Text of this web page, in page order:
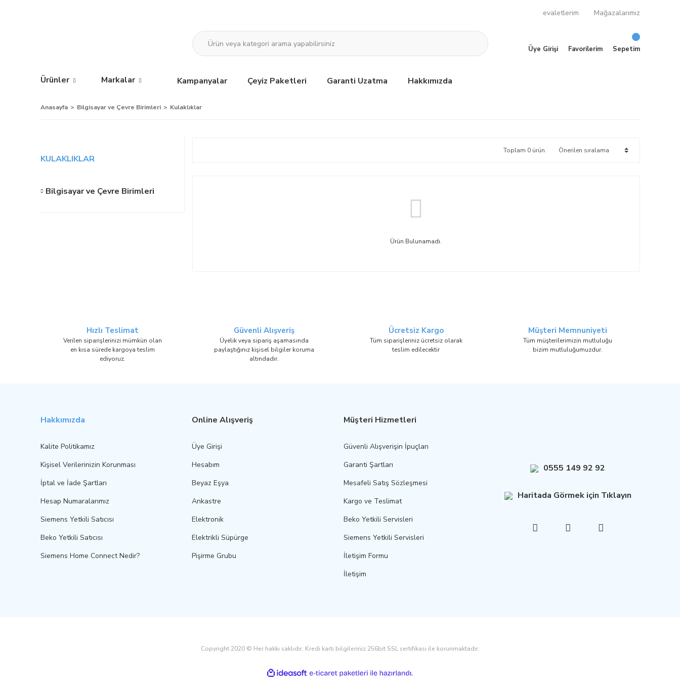
evaletlerim Mağazalarımız
Üye Girişi Favorilerim Sepetim
Ürünler Markalar Kampanyalar Çeyiz Paketleri Garanti Uzatma Hakkımızda
Anasayfa Bilgisayar ve Çevre Birimleri Kulaklıklar
KULAKLIKLAR
Bilgisayar ve Çevre Birimleri
Toplam 0 ürün
Ürün Bulunamadı.
Hızlı Teslimat
Verilen siparişlerinizi mümkün olan
en kısa sürede kargoya teslim
ediyoruz.
Güvenli Alışveriş
Üyelik veya sipariş aşamasında
paylaştığınız kişisel bilgiler koruma
altındadır.
Ücretsiz Kargo
Tüm siparişleriniz ücretsiz olarak
teslim edilecektir
Müşteri Memnuniyeti
Tüm müşterilerimizin mutluluğu
bizim mutluluğumuzdur.
Hakkımızda
Kalite Politikamız
Kişisel Verilerinizin Korunması
İptal ve İade Şartları
Hesap Numaralarımız
Siemens Yetkili Satıcısı
Beko Yetkili Satıcısı
Siemens Home Connect Nedir?
Online Alışveriş
Üye Girişi
Hesabım
Beyaz Eşya
Ankastre
Elektronik
Elektrikli Süpürge
Pişirme Grubu
Müşteri Hizmetleri
Güvenli Alışverişin İpuçları
Garanti Şartları
Mesafeli Satış Sözleşmesi
Kargo ve Teslimat
Beko Yetkili Servisleri
Siemens Yetkili Servisleri
İletişim Formu
İletişim
0555 149 92 92
Haritada Görmek için Tıklayın
Copyright 2020 © Her hakkı saklıdır. Kredi kartı bilgileriniz 256bit SSL sertifikası ile korunmaktadır.
ideasoft
e-